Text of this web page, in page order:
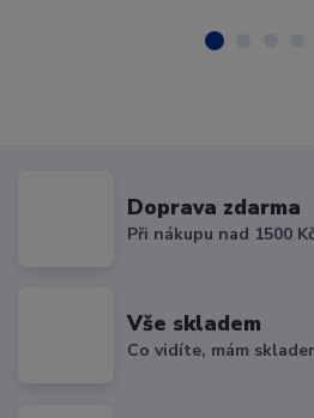
Doprava zdarma
Při nákupu nad 1500 Kč
Vše skladem
Co vidíte, mám